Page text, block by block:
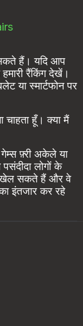
हैं। यदि आप
रैंकिंग देखें।
या स्मार्टफोन पर
हूँ। क्या मैं
फ़्री अकेले या
लोगों के
खेल सकते हैं और वे
इंतजार कर रहे